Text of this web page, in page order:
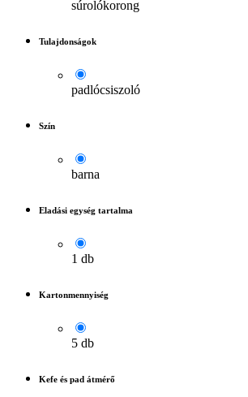
súrolókorong
Tulajdonságok
padlócsiszoló
Szín
barna
Eladási egység tartalma
1 db
Kartonmennyiség
5 db
Kefe és pad átmérő